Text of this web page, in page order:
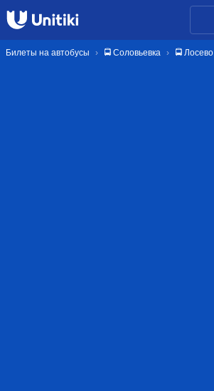
Билеты на автобусы 🚍 Соловьевка 🚍 Лосево